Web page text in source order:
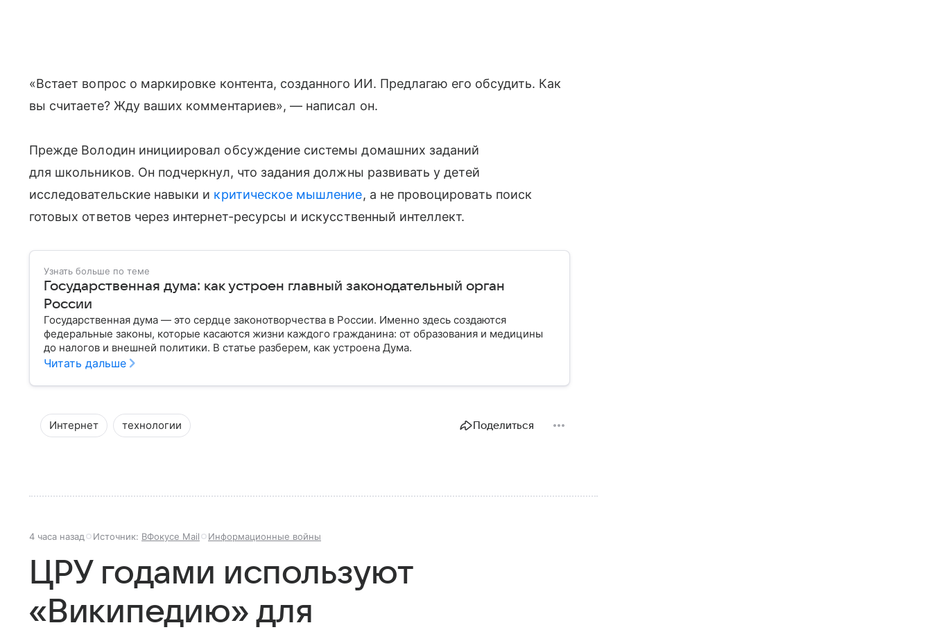
«Встает вопрос о маркировке контента, созданного ИИ. Предлагаю его обсудить. Как
вы считаете? Жду ваших комментариев», — написал он.
Прежде Володин инициировал обсуждение системы домашних заданий
для школьников. Он подчеркнул, что задания должны развивать у детей
исследовательские навыки и критическое мышление, а не провоцировать поиск
готовых ответов через интернет-ресурсы и искусственный интеллект.
Узнать больше по теме
Государственная дума: как устроен главный законодательный орган
России
Государственная дума — это сердце законотворчества в России. Именно здесь создаются
федеральные законы, которые касаются жизни каждого гражданина: от образования и медицины
до налогов и внешней политики. В статье разберем, как устроена Дума.
Читать дальше
Интернет технологии Поделиться
4 часа назад Источник: ВФокусе Mail Информационные войны
ЦРУ годами используют
«Википедию» для